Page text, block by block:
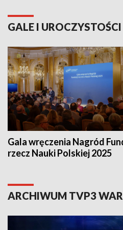
GALE I UROCZYSTOŚCI
Gala wręczenia Nagród
rzecz Nauki Polskiej 2025
ARCHIWUM TVP3